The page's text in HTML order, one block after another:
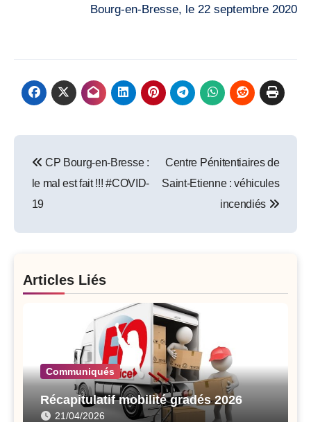
Bourg-en-Bresse, le 22 septembre 2020
navigation
CP Bourg-en-Bresse :
le mal est fait !!! #COVID-
19
Centre Pénitentiaires de
Saint-Etienne : véhicules
incendiés
Articles Liés
Communiqués
Récapitulatif mobilité gradés 2026
21/04/2026